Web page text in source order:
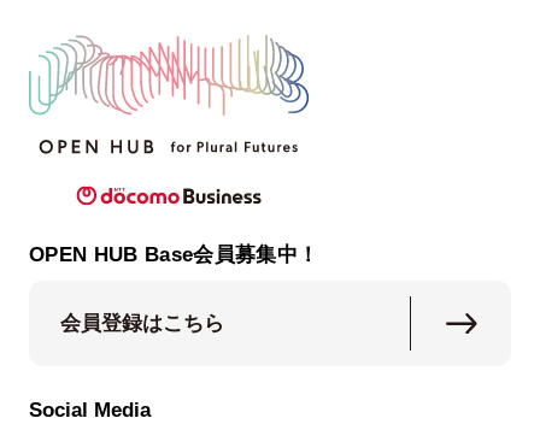
OPEN HUB Base会員募集中！
会員登録はこちら
Social Media